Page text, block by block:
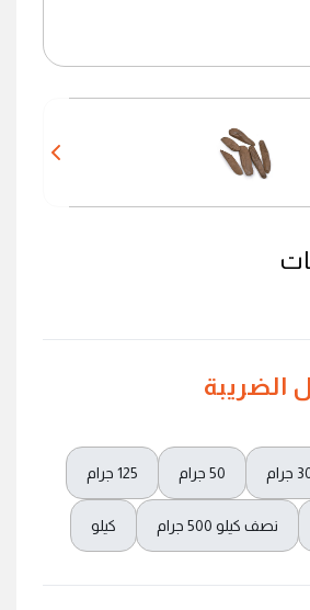
الضريبة
جرام 50 جرام 125 جرام
نصف كيلو 500 جرام كيلو